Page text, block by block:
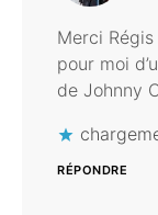
Merci
pour moi
de Johnny
RÉPONDRE